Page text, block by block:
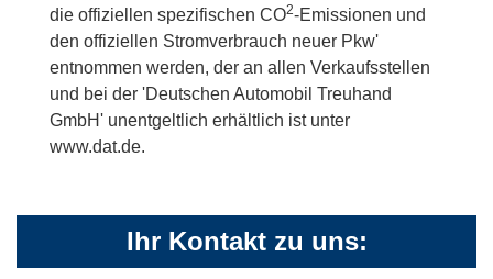
die offiziellen spezifischen CO2-Emissionen und
den offiziellen Stromverbrauch neuer Pkw'
entnommen werden, der an allen Verkaufsstellen
und bei der 'Deutschen Automobil Treuhand
GmbH' unentgeltlich erhältlich ist unter
www.dat.de.
Ihr Kontakt zu uns: